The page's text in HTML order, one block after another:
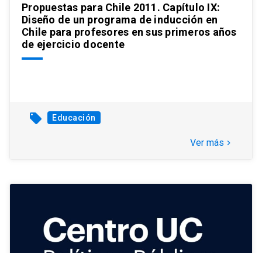
Propuestas para Chile 2011. Capítulo IX:
Diseño de un programa de inducción en
Chile para profesores en sus primeros años
de ejercicio docente
local_offer Educación
Ver más keyboard_arrow_right